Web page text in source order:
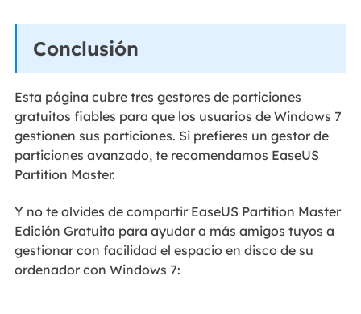
Conclusión
Esta página cubre tres gestores de particiones
gratuitos fiables para que los usuarios de Windows 7
gestionen sus particiones. Si prefieres un gestor de
particiones avanzado, te recomendamos EaseUS
Partition Master.
Y no te olvides de compartir EaseUS Partition Master
Edición Gratuita para ayudar a más amigos tuyos a
gestionar con facilidad el espacio en disco de su
ordenador con Windows 7: